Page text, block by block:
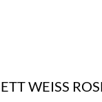
WEISS ROSE.